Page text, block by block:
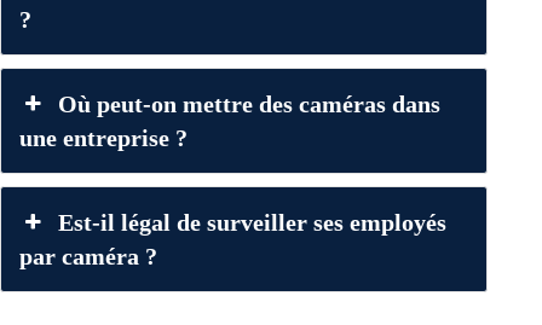
?
Où peut-on mettre des caméras dans
une entreprise ?
Est-il légal de surveiller ses employés
par caméra ?